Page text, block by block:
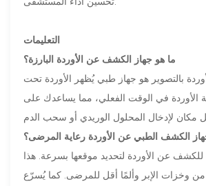
التعليمات
ما هو جهاز الكشف عن الأوردة البارزة؟
بالتصوير هو جهاز طبي يُظهر الأوردة تحت
الأوردة في الوقت الفعلي، مما يساعدك على
الكشف الطبي عن الأوردة رعاية المرضى؟
للكشف عن الأوردة لتحديد موقعها بسرعة. هذا
وخزات الإبر وألمًا أقل للمرضى. كما يُسرّع